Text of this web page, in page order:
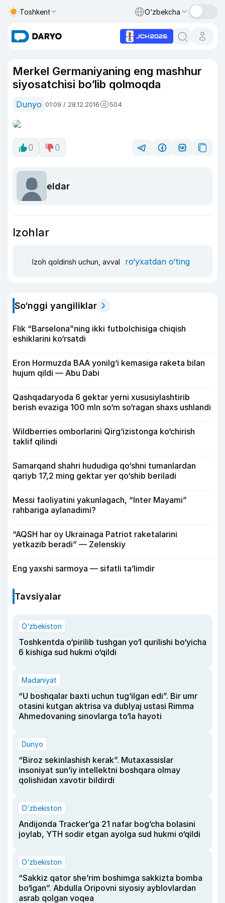
Toshkent O‘zbekcha
Merkel Germaniyaning eng mashhur
siyosatchisi bo‘lib qolmoqda
Dunyo 01:09 / 28.12.2016 504
0 0
eldar
Izohlar
Izoh qoldirish uchun, avval ro‘yxatdan o‘ting
So‘nggi yangiliklar
Flik “Barselona”ning ikki futbolchisiga chiqish
eshiklarini ko‘rsatdi
Eron Hormuzda BAA yonilg‘i kemasiga raketa bilan
hujum qildi — Abu Dabi
Qashqadaryoda 6 gektar yerni xususiylashtirib
berish evaziga 100 mln so‘m so‘ragan shaxs ushlandi
Wildberries omborlarini Qirg‘izistonga ko‘chirish
taklif qilindi
Samarqand shahri hududiga qo‘shni tumanlardan
qariyb 17,2 ming gektar yer qo‘shib beriladi
Messi faoliyatini yakunlagach, “Inter Mayami”
rahbariga aylanadimi?
“AQSH har oy Ukrainaga Patriot raketalarini
yetkazib beradi” — Zelenskiy
Eng yaxshi sarmoya — sifatli ta’limdir
Tavsiyalar
O‘zbekiston
Toshkentda o‘pirilib tushgan yo‘l qurilishi bo‘yicha
6 kishiga sud hukmi o‘qildi
Madaniyat
“U boshqalar baxti uchun tug‘ilgan edi”. Bir umr
otasini kutgan aktrisa va dublyaj ustasi Rimma
Ahmedovaning sinovlarga to‘la hayoti
Dunyo
“Biroz sekinlashish kerak”. Mutaxassislar
insoniyat sun’iy intellektni boshqara olmay
qolishidan xavotir bildirdi
O‘zbekiston
Andijonda Tracker’ga 21 nafar bog‘cha bolasini
joylab, YTH sodir etgan ayolga sud hukmi o‘qildi
O‘zbekiston
“Sakkiz qator she’rim boshimga sakkizta bomba
bo‘lgan”. Abdulla Oripovni siyosiy ayblovlardan
asrab qolgan voqea